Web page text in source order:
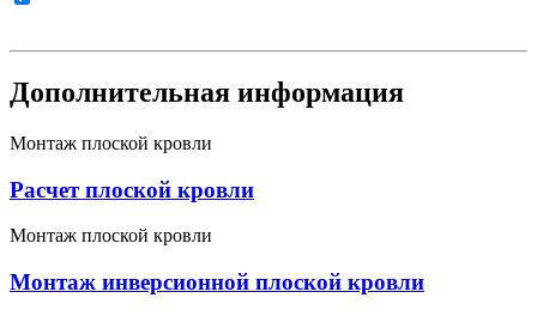
Дополнительная информация
Монтаж плоской кровли
Расчет плоской кровли
Монтаж плоской кровли
Монтаж инверсионной плоской кровли